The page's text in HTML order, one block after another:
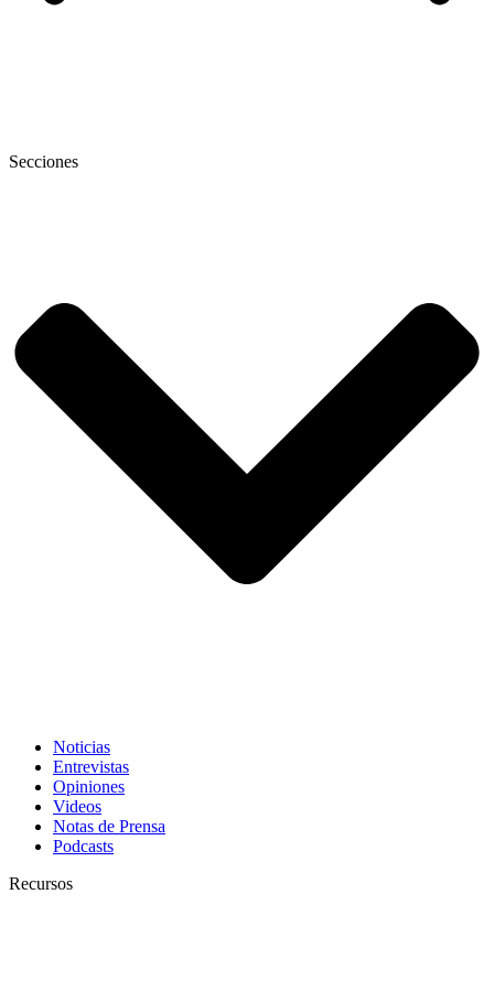
Secciones
Noticias
Entrevistas
Opiniones
Videos
Notas de Prensa
Podcasts
Recursos